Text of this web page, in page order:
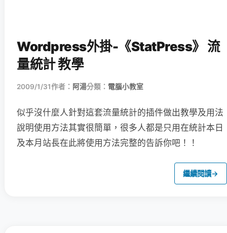
Wordpress外掛-《StatPress》 流
量統計 教學
2009/1/31作者： 阿湯分類： 電腦小教室
似乎沒什麼人針對這套流量統計的插件做出教學及用法
說明使用方法其實很簡單，很多人都是只用在統計本日
及本月站長在此將使用方法完整的告訴你吧！！
繼續閱讀→